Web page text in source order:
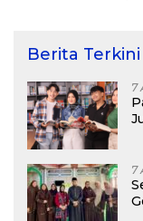
Berita Terkini
7
7